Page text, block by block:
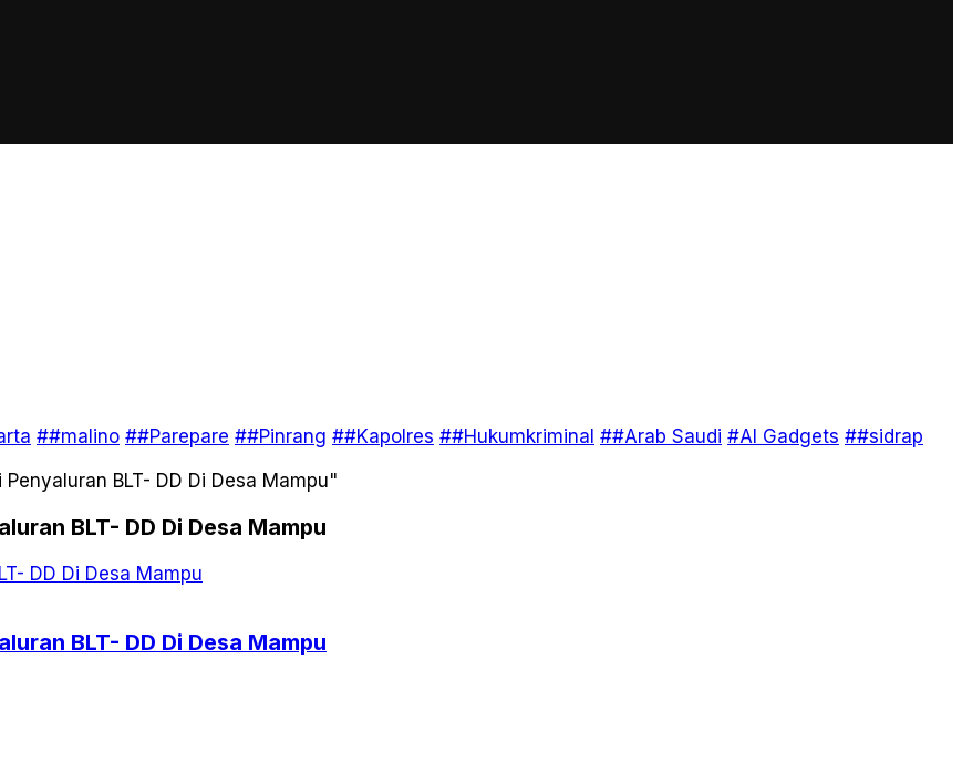
##malino ##Parepare ##Pinrang ##Kapolres ##Hukumkriminal ##Arab Saudi #AI Gadgets ##sidrap
BLT- DD Di Desa Mampu"
BLT- DD Di Desa Mampu
BLT- DD Di Desa Mampu